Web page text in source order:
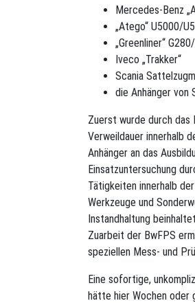
Mercedes-Benz
„Atego“ U5000/
„Greenliner“
Iveco „Trakker“
Scania
die Anhänger von
Zuerst wurde durch das
Verweildauer innerhalb
Anhänger an das
Einsatzuntersuchung
Tätigkeiten innerhalb
Werkzeuge und
Instandhaltung
Zuarbeit der BwFPS
speziellen Mess- und
Eine sofortige,
hätte hier Wochen oder